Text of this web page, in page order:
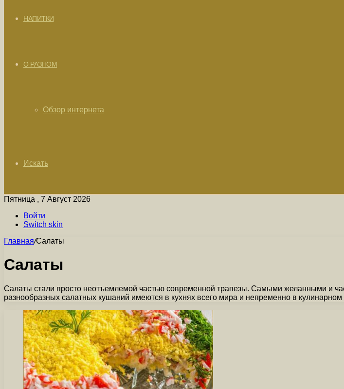
НАПИТКИ
О РАЗНОМ
Обзор интернета
Искать
Пятница , 7 Август 2026
Войти
Switch skin
Главная/Салаты
Салаты
Салаты стали просто неотъемлемой частью современной трапезы. Самыми желанными и
разнообразных салатных кушаний имеются в кухнях всего мира и непременно в